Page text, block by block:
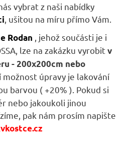
vybrat z naši nabídky
, ušitou na míru přímo Vám.
Rodan , jehož součásti je i
lze na zakázku vyrobitv
- 200x200cm nebo
možnost úpravy je lakování
barvou ( +20% ). Pokud si
nebo jakoukoli jinou
pak nám prosím napište